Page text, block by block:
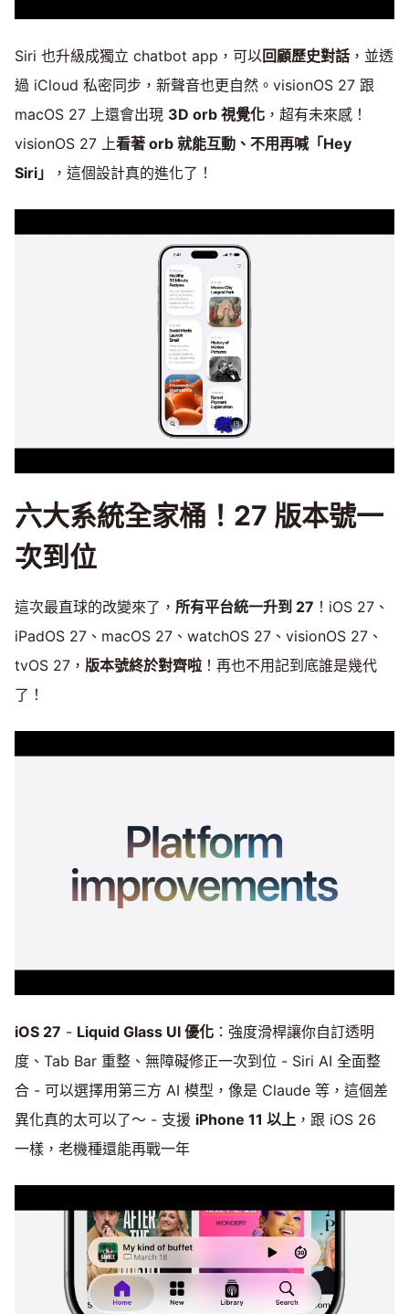
Siri 也升級成獨立 chatbot app，可以回顧歷史對話 ，並透
過 iCloud 私密同步，新聲音也更自然。visionOS 27 跟
macOS 27 上還會出現 3D orb 視覺化 ，超有未來感！
visionOS 27 上看著 orb 就能互動、不用再喊「Hey
Siri」
，這個設計真的進化了！
六大系統全家桶！27 版本號一
次到位
這次最直球的改變來了， 所有平台統一升到 27 ！iOS 27、
iPadOS 27、macOS 27、watchOS 27、visionOS 27、
tvOS 27， 版本號終於對齊啦 ！再也不用記到底誰是幾代
了！
iOS 27 - Liquid Glass UI 優化 ：強度滑桿讓你自訂透明
度、Tab Bar 重整、無障礙修正一次到位 - Siri AI 全面整
合 - 可以選擇用第三方 AI 模型，像是 Claude 等，這個差
異化真的太可以了～ - 支援 iPhone 11 以上 ，跟 iOS 26
一樣，老機種還能再戰一年